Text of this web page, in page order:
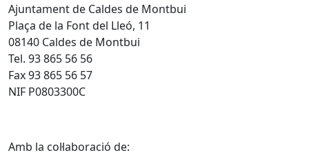
Ajuntament de Caldes de Montbui
Plaça de la Font del Lleó, 11
08140 Caldes de Montbui
Tel. 93 865 56 56
Fax 93 865 56 57
NIF P0803300C
Amb la col·laboració de: